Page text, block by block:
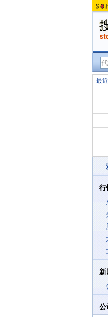
最
行
新
公